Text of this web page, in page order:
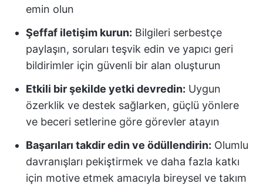
emin olun
Şeffaf iletişim kurun: Bilgileri serbestçe
paylaşın, soruları teşvik edin ve yapıcı geri
bildirimler için güvenli bir alan oluşturun
Etkili bir şekilde yetki devredin: Uygun
özerklik ve destek sağlarken, güçlü yönlere
ve beceri setlerine göre görevler atayın
Başarıları takdir edin ve ödüllendirin: Olumlu
davranışları pekiştirmek ve daha fazla katkı
için motive etmek amacıyla bireysel ve takım